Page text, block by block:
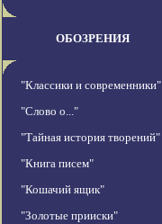
ОБОЗРЕНИЯ
"Классики и современники"
"Слово о..."
"Тайная история творений"
"Книга писем"
"Кошачий ящик"
"Золотые прииски"